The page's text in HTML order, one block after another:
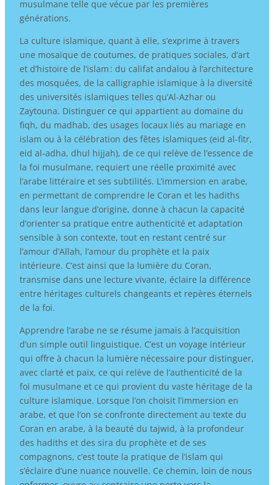
musulmane telle que vécue par les premières
générations.
La culture islamique, quant à elle, s’exprime à travers
une mosaïque de coutumes, de pratiques sociales, d’art
et d’histoire de l’islam : du califat andalou à l’architecture
des mosquées, de la calligraphie islamique à la diversité
des universités islamiques telles qu’Al-Azhar ou
Zaytouna. Distinguer ce qui appartient au domaine du
fiqh, du madhab, des usages locaux liés au mariage en
islam ou à la célébration des fêtes islamiques (eid al-fitr,
eid al-adha, dhul hijjah), de ce qui relève de l’essence de
la foi musulmane, requiert une réelle proximité avec
l’arabe littéraire et ses subtilités. L’immersion en arabe,
en permettant de comprendre le Coran et les hadiths
dans leur langue d’origine, donne à chacun la capacité
d’orienter sa pratique entre authenticité et adaptation
sensible à son contexte, tout en restant centré sur
l’amour d’Allah, l’amour du prophète et la paix
intérieure. C’est ainsi que la lumière du Coran,
transmise dans une lecture vivante, éclaire la différence
entre héritages culturels changeants et repères éternels
de la foi.
Apprendre l’arabe ne se résume jamais à l’acquisition
d’un simple outil linguistique. C’est un voyage intérieur
qui offre à chacun la lumière nécessaire pour distinguer,
avec clarté et paix, ce qui relève de l’authenticité de la
foi musulmane et ce qui provient du vaste héritage de la
culture islamique. Lorsque l’on choisit l’immersion en
arabe, et que l’on se confronte directement au texte du
Coran en arabe, à la beauté du tajwid, à la profondeur
des hadiths et des sira du prophète et de ses
compagnons, c’est toute la pratique de l’islam qui
s’éclaire d’une nuance nouvelle. Ce chemin, loin de nous